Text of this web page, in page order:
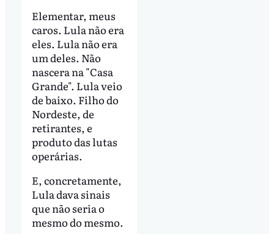
Elementar, meus
caros. Lula não era
eles. Lula não era
um deles. Não
nascera na "Casa
Grande". Lula veio
de baixo. Filho do
Nordeste, de
retirantes, e
produto das lutas
operárias.
E, concretamente,
Lula dava sinais
que não seria o
mesmo do mesmo.